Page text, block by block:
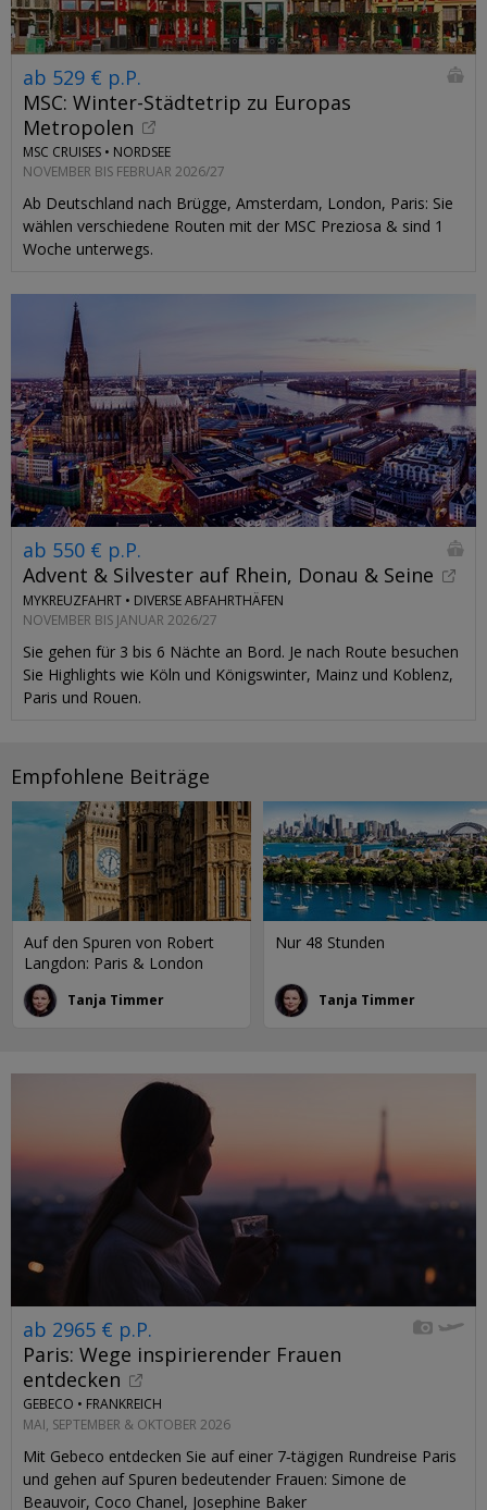
ab 529 € p.P.
MSC: Winter-Städtetrip zu Europas
Metropolen
MSC CRUISES • NORDSEE
NOVEMBER BIS FEBRUAR 2026/27
Ab Deutschland nach Brügge, Amsterdam, London, Paris: Sie
wählen verschiedene Routen mit der MSC Preziosa & sind 1
Woche unterwegs.
ab 550 € p.P.
Advent & Silvester auf Rhein, Donau & Seine
MYKREUZFAHRT • DIVERSE ABFAHRTHÄFEN
NOVEMBER BIS JANUAR 2026/27
Sie gehen für 3 bis 6 Nächte an Bord. Je nach Route besuchen
Sie Highlights wie Köln und Königswinter, Mainz und Koblenz,
Paris und Rouen.
Empfohlene Beiträge
Auf den Spuren von Robert
Langdon: Paris & London
Tanja Timmer
Nur 48 Stunden
Tanja Timmer
ab 2965 € p.P.
Paris: Wege inspirierender Frauen
entdecken
GEBECO • FRANKREICH
MAI, SEPTEMBER & OKTOBER 2026
Mit Gebeco entdecken Sie auf einer 7‑tägigen Rundreise Paris
und gehen auf Spuren bedeutender Frauen: Simone de
Beauvoir, Coco Chanel, Josephine Baker